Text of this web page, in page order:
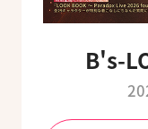
B's-